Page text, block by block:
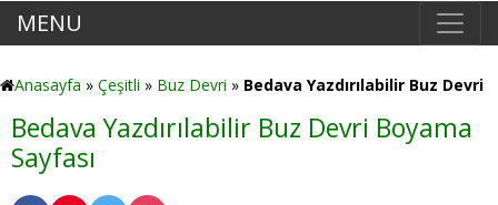
MENU
Anasayfa » Çeşitli » Buz Devri » Bedava Yazdırılabilir Buz Devri
Bedava Yazdırılabilir Buz Devri Boyama
Sayfası